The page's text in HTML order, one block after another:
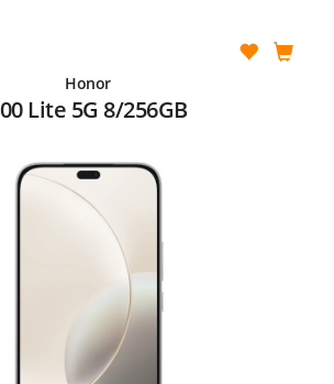
Honor
Lite 5G 8/256GB